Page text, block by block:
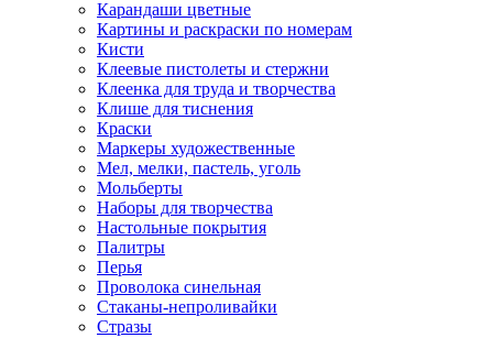
Карандаши цветные
Картины и раскраски по номерам
Кисти
Клеевые пистолеты и стержни
Клеенка для труда и творчества
Клише для тиснения
Краски
Маркеры художественные
Мел, мелки, пастель, уголь
Мольберты
Наборы для творчества
Настольные покрытия
Палитры
Перья
Проволока синельная
Стаканы-непроливайки
Стразы